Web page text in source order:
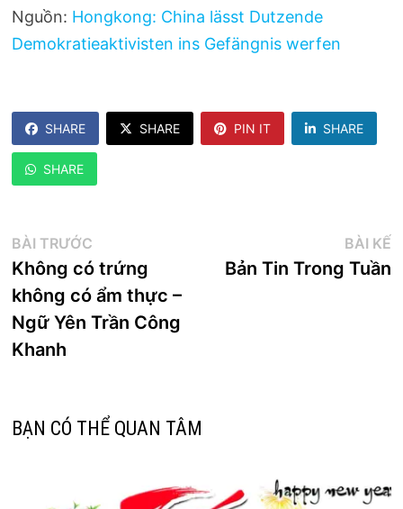
Nguồn: Hongkong: China lässt Dutzende
Demokratieaktivisten ins Gefängnis werfen
SHARE SHARE PIN IT SHARE
SHARE
Điều
hướng
bài
viết
BÀI TRƯỚC
trước:
Không có trứng
không có ẩm thực –
Ngữ Yên Trần Công
Khanh
BÀI KẾ
Bản Tin Trong Tuần
BẠN CÓ THỂ QUAN TÂM